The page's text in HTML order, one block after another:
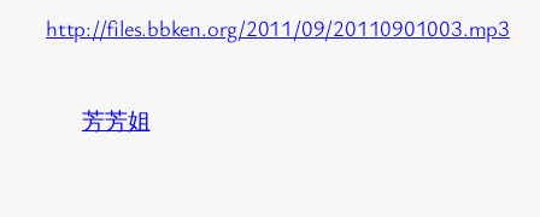
http://files.bbken.org/2011/09/20110901003.mp3
芳芳姐